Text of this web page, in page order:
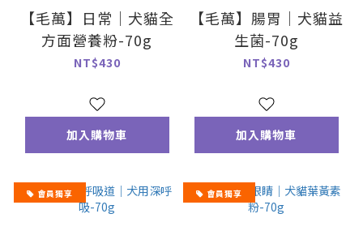
【毛萬】日常｜犬貓全
方面營養粉-70g
NT$430
加入購物車
【毛萬】腸胃｜犬貓益
生菌-70g
NT$430
加入購物車
會員獨享 會員獨享